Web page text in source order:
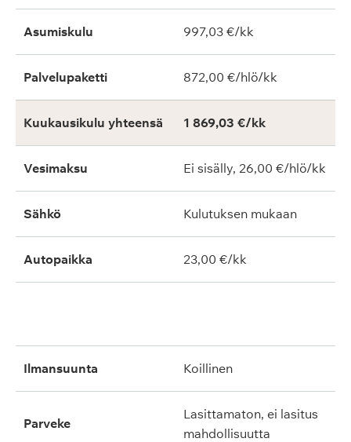
Asumiskulu 997,03 €/kk
Palvelupaketti 872,00 €/hlö/kk
Kuukausikulu yhteensä 1 869,03 €/kk
Vesimaksu Ei sisälly, 26,00 €/hlö/kk
Sähkö Kulutuksen mukaan
Autopaikka 23,00 €/kk
ilmansuunta koillinen
parveke
lasittamaton, ei lasitus
mahdollisuutta